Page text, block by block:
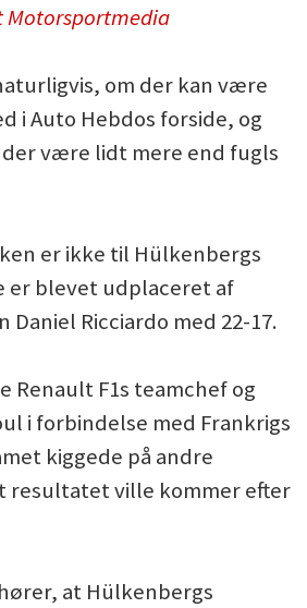
Motorsportmedia
om der kan være
i Auto Hebdos forside, og
være lidt mere end fugls
er ikke til Hülkenbergs
er blevet udplaceret af
Ricciardo med 22-17.
Renault F1s teamchef og
i forbindelse med Frankrigs
kiggede på andre
resultatet ville kommer efter
at Hülkenbergs